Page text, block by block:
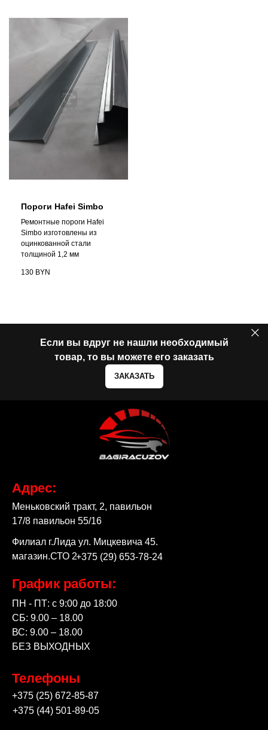
Пороги Hafei Simbo
Ремонтные пороги Hafei
Simbo изготовлены из
оцинкованной стали
толщиной 1,2 мм
130 BYN
Если вы вдруг не нашли необходимый
товар, то вы можете его заказать
ЗАКАЗАТЬ
Адрес:
Меньковский тракт, 2, павильон
17/8 павильон 55/16
График работы:
ПН - ПТ: с 9:00 до 18:00
СБ: 9.00 – 18.00
ВС: 9.00 – 18.00
БЕЗ ВЫХОДНЫХ
Телефоны
+375 (25) 672-85-87
+375 (44) 501-89-05
Филиал г.Лида ул. Мицкевича 45.
магазин.СТО 2+375 (29) 653-78-24